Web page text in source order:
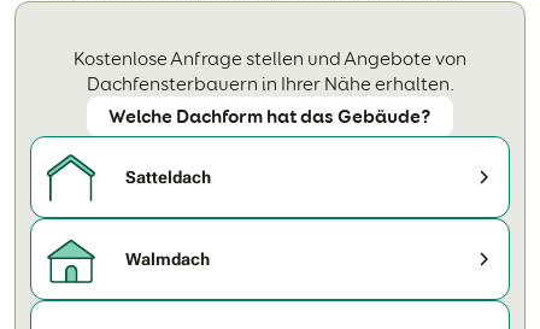
Kostenlose Anfrage stellen und Angebote von
Dachfensterbauern in Ihrer Nähe erhalten.
Welche Dachform hat das Gebäude?
Satteldach
Walmdach